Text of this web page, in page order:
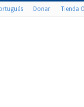
Donar Tienda